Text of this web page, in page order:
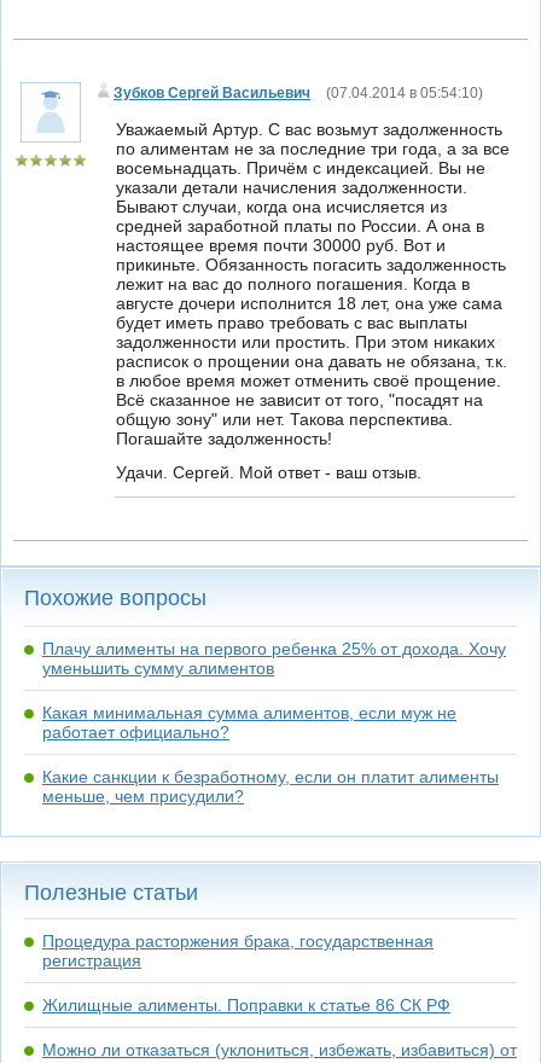
Зубков Сергей Васильевич (07.04.2014 в 05:54:10)
Уважаемый Артур. С вас возьмут задолженность
по алиментам не за последние три года, а за все
восемьнадцать. Причём с индексацией. Вы не
указали детали начисления задолженности.
Бывают случаи, когда она исчисляется из
средней заработной платы по России. А она в
настоящее время почти 30000 руб. Вот и
прикиньте. Обязанность погасить задолженность
лежит на вас до полного погашения. Когда в
августе дочери исполнится 18 лет, она уже сама
будет иметь право требовать с вас выплаты
задолженности или простить. При этом никаких
расписок о прощении она давать не обязана, т.к.
в любое время может отменить своё прощение.
Всё сказанное не зависит от того, "посадят на
общую зону" или нет. Такова перспектива.
Погашайте задолженность!
Удачи. Сергей. Мой ответ - ваш отзыв.
Похожие вопросы
Плачу алименты на первого ребенка 25% от дохода. Хочу
уменьшить сумму алиментов
Какая минимальная сумма алиментов, если муж не
работает официально?
Какие санкции к безработному, если он платит алименты
меньше, чем присудили?
Полезные статьи
Процедура расторжения брака, государственная
регистрация
Жилищные алименты. Поправки к статье 86 СК РФ
Можно ли отказаться (уклониться, избежать, избавиться) от